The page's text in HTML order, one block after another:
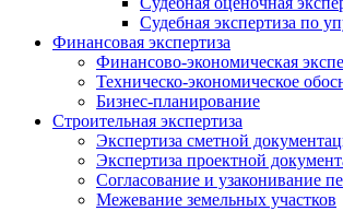
Судебная экспертиза по
Финансовая экспертиза
Финансово-экономическая
Техническо-экономическое
Бизнес-планирование
Строительная экспертиза
Экспертиза сметной
Экспертиза проектной
Согласование и узаконивание
Межевание земельных участков